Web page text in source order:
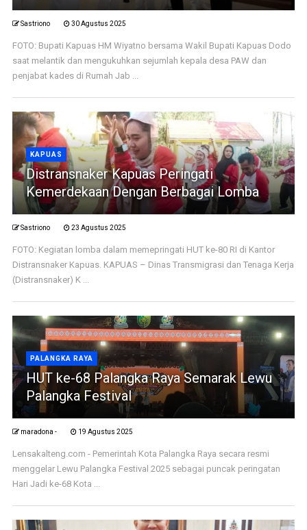
Sastriono 30 Agustus 2025
FOTO: Bupati Kapuas HM Wiyatno bersama Wakil Bupati Kapuas Dodo
saat melantik dan mengukuhkan sejumlah kepala desa PAW dan
penjabat kades di Rumah Jab ...
KAPUAS
Distransnaker Kapuas Peringati
Kemerdekaan Dengan Berbagai Lomba
Sastriono 23 Agustus 2025
FOTO: Kegiatan lomba dalam memepringati HUT ke-80 RI di Kantor
Distransnaker Kapuas. KAPUAS – Dinas Transmigrasi dan Tenaga Kerja
(Distransnaker) K ...
PALANGKA RAYA
HUT ke-68 Palangka Raya Semarak Lewu
Palangka Festival
maradona - 19 Agustus 2025
Lensakalteng.com - Pemerintah Kota Palangka Raya secara resmi
menggelar Lewu Palangka Festival 2025 sebagai puncak peringatan
Hari Jadi ke-68 Kota ...